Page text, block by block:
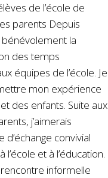
de l’école de
parents Depuis
la
des temps
équipes de l’école. Je
mon expérience
des enfants. Suite aux
j’aimerais
convivial
et à l’éducation.
informelle